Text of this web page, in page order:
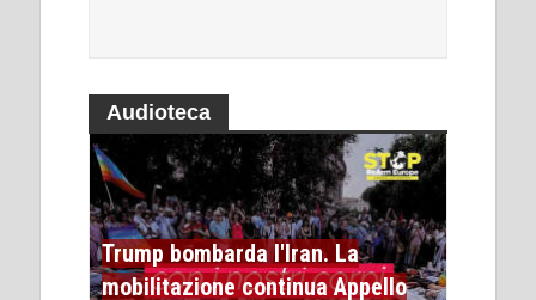
Audioteca
Trump bombarda l'Iran. La
mobilitazione continua Appello